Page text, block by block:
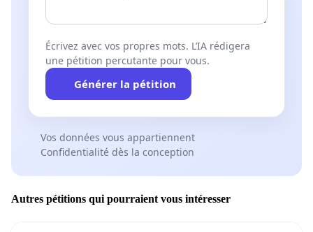
Écrivez avec vos propres mots. L’IA rédigera
une pétition percutante pour vous.
Générer la pétition
Vos données vous appartiennent
Confidentialité dès la conception
Autres pétitions qui pourraient vous intéresser